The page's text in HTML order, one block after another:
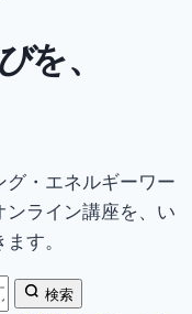
を、
・エネルギーワー
ンライン講座を、い
す。
検索